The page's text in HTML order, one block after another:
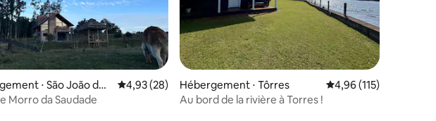
⋅ São João do
Évaluation moyenne sur la base de 28 commentaires : 4,93 sur 5
4,93 (28)
Morro da Saudade
Hébergement ⋅ Tôrres Évaluation moyenne
4,96 (115)
Au bord de la rivière à Torres !